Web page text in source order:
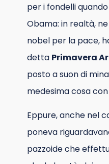
per i fondelli
Obama: in realtà,
nobel per la pace,
detta Primavera
posto a suon di
medesima cosa
Eppure, anche nel
poneva
pazzoide che